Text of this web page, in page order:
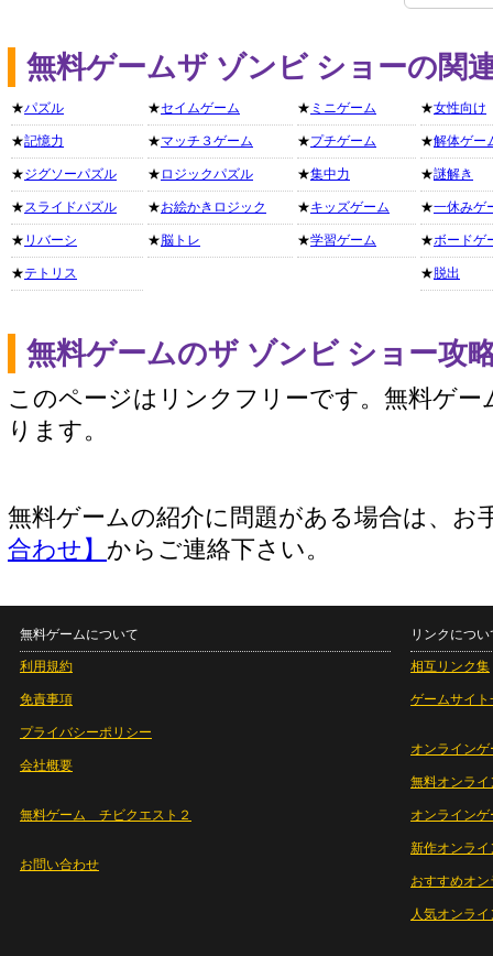
無料ゲームザ ゾンビ ショーの関
★パズル
★記憶力
★ジグソーパズル
★スライドパズル
★ リバーシ
★テトリス
★セイムゲーム
★マッチ３ゲーム
★ ロジックパズル
★お絵かきロジック
★脳トレ
★ ミニゲーム
★プチゲーム
★集中力
★キッズゲーム
★学習ゲーム
★女性向け
★解体ゲー
★謎解き
★一休みゲ
★ボードゲ
★ 脱出
無料ゲームのザ ゾンビ ショー攻
このページはリンクフリーです。無料ゲー
ります。
無料ゲームの紹介に問題がある場合は、お
合わせ】 からご連絡下さい。
無料ゲームについて
利用規約
免責事項
プライバシーポリシー
会社概要
無料ゲーム チビクエスト２
お問い合わせ
リンクについ
相互リンク集
ゲームサイト
オンラインゲ
無料オンライ
オンライン
新作オンライ
おすすめオ
人気オンラ